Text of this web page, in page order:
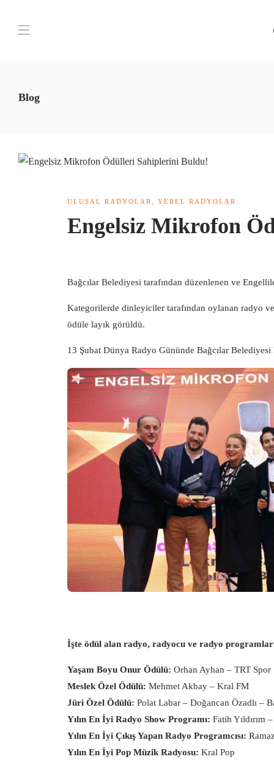
Blog
ULUSAL RADYOLAR YEREL RADYOLAR
Engelsiz Mikrofon
Bağcılar Belediyesi tarafından düzenlenen ve
Kategorilerde dinleyiciler tarafından oylanan radyo
ödüle layık görüldü.
13 Şubat Dünya Radyo Gününde Bağcılar
İşte ödül alan radyo, radyocu ve radyo
Yaşam Boyu Onur Ödülü: Orhan Ayhan – TRT Spor
Meslek Özel Ödülü: Mehmet Akbay – Kral FM
Jüri Özel Ödülü: Polat Labar – Doğancan Özadlı –
Yılın En İyi Radyo Show Programı: Fatih Yıldırım
Yılın En İyi Çıkış Yapan Radyo Programcısı:
Yılın En İyi Pop Müzik Radyosu: Kral Pop